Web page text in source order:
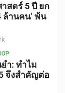
สตร์ 5 ปี ยก
ล้านคน’ พ้น
ำ: ทำไม
จึงสำคัญต่อ